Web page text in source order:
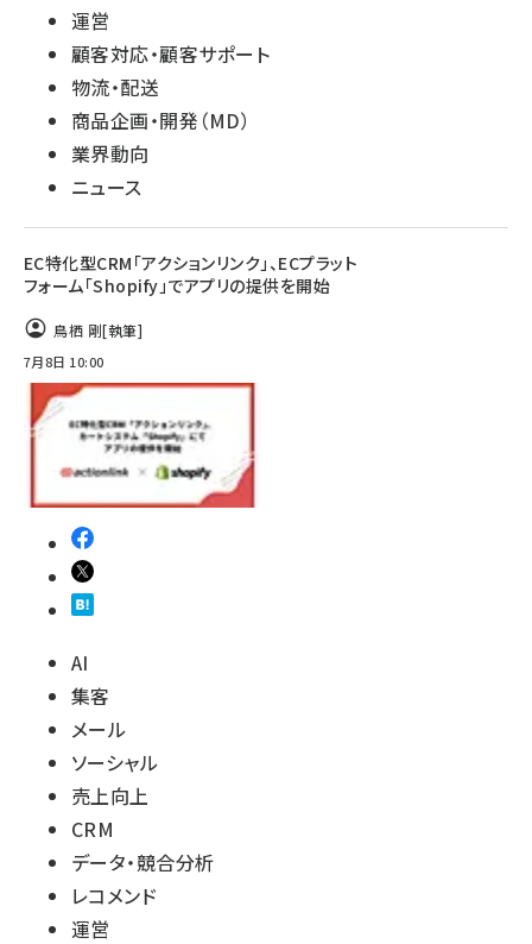
運営
顧客対応・顧客サポート
物流・配送
商品企画・開発（MD）
業界動向
ニュース
EC特化型CRM「アクションリンク」、ECプラット
フォーム「Shopify」でアプリの提供を開始
鳥栖 剛[執筆]
7月8日 10:00
AI
集客
メール
ソーシャル
売上向上
CRM
データ・競合分析
レコメンド
運営